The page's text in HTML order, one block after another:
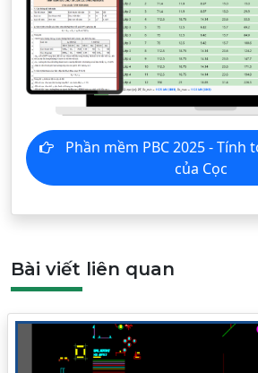
Phần mềm PBC 2025 - Tính toán sức chịu tải
của Cọc
Bài viết liên quan